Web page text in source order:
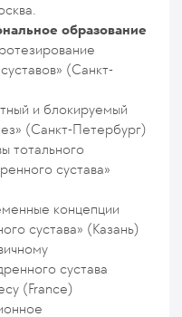
образование
(Санкт-
и блокируемый
(Санкт-Петербург)
тотального
сустава»
концепции
сустава» (Казань)
сустава
(France)